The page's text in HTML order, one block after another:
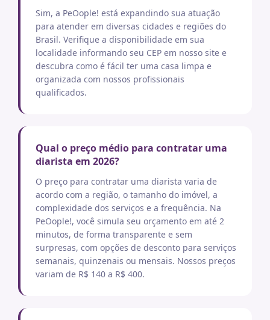
Sim, a PeOople! está expandindo sua atuação
para atender em diversas cidades e regiões do
Brasil. Verifique a disponibilidade em sua
localidade informando seu CEP em nosso site e
descubra como é fácil ter uma casa limpa e
organizada com nossos profissionais
qualificados.
Qual o preço médio para contratar uma
diarista em 2026?
O preço para contratar uma diarista varia de
acordo com a região, o tamanho do imóvel, a
complexidade dos serviços e a frequência. Na
PeOople!, você simula seu orçamento em até 2
minutos, de forma transparente e sem
surpresas, com opções de desconto para serviços
semanais, quinzenais ou mensais. Nossos preços
variam de R$ 140 a R$ 400.